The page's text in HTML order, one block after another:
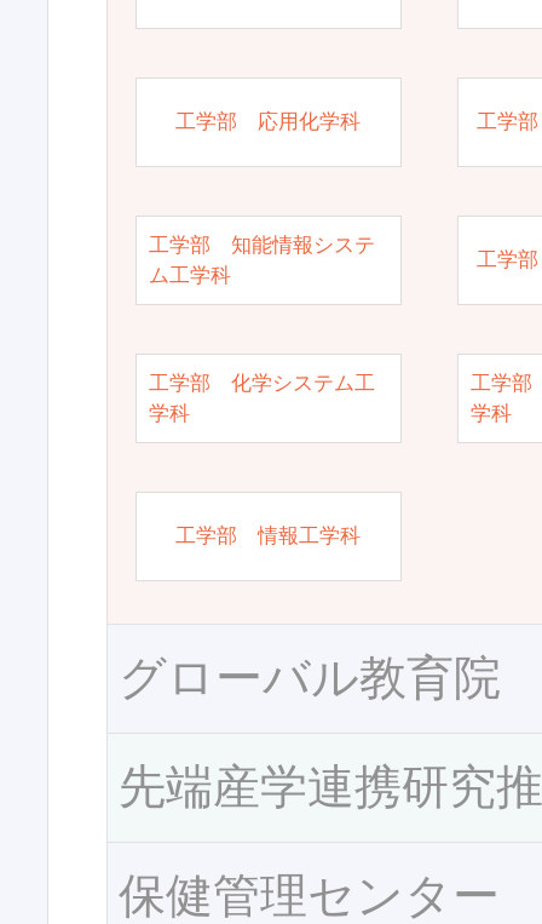
工学部 応用化学科 工学
工学部 知能情報システ
ム工学科
工学
工学部 化学システム工
学科
工学部
学科
工学部 情報工学科
グローバル教育院
先端産学連携研究
保健管理センター